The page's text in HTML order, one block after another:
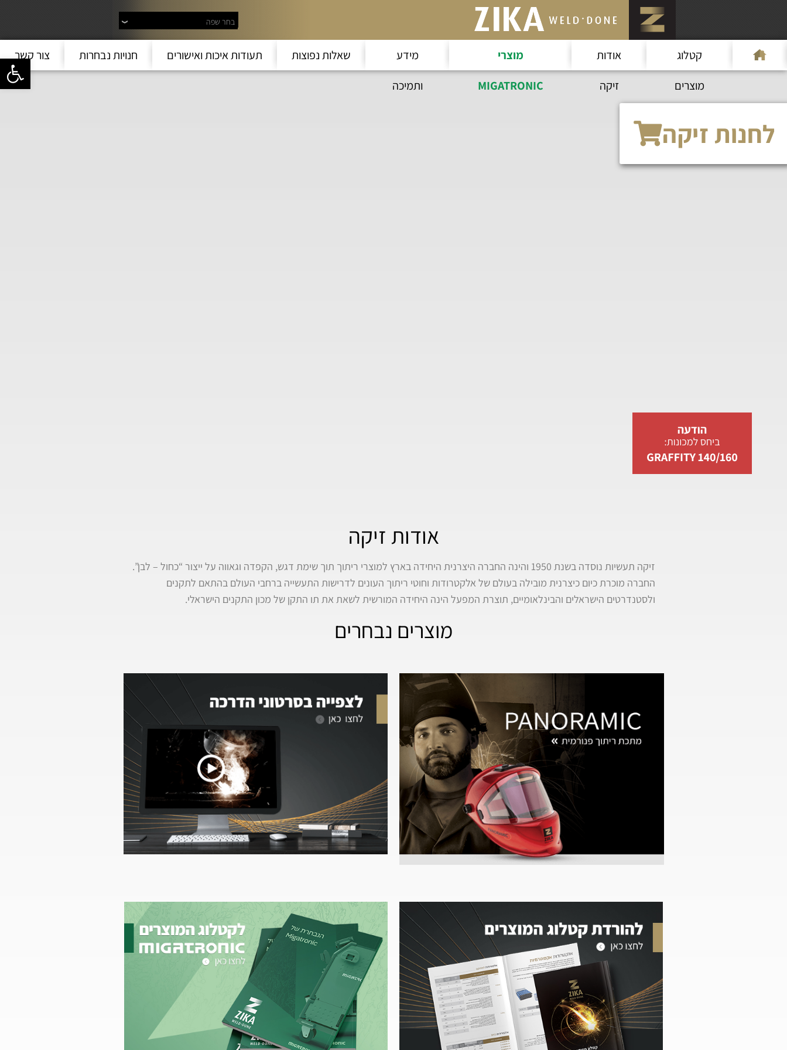
פתח
בחר שפה
קטלוג
מוצרים
אודות
זיקה
מוצרי
MIGATRONIC
מידע
ותמיכה
שאלות נפוצות תעודות איכות ואישורים חנויות נבחרות צור קשר
לחנות זיקה
אודות זיקה
זיקה תעשיות נוסדה בשנת 1950 והינה החברה היצרנית היחידה בארץ למוצרי ריתוך תוך שימת דגש, הקפדה וגאווה על ייצור “כחול – לבן”.
החברה מוכרת כיום כיצרנית מובילה בעולם של אלקטרודות וחוטי ריתוך העונים לדרישות התעשייה ברחבי העולם בהתאם לתקנים
ולסטנדרטים הישראלים והבינלאומיים, תוצרת המפעל הינה היחידה המורשית לשאת את תו התקן של מכון התקנים הישראלי.
מוצרים נבחרים